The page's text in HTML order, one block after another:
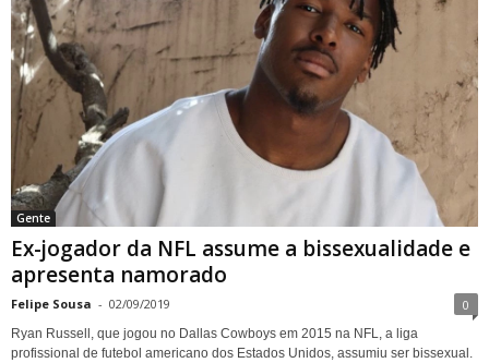
Gente
Ex-jogador da NFL assume a bissexualidade e
apresenta namorado
Felipe Sousa - 02/09/2019 0
Ryan Russell, que jogou no Dallas Cowboys em 2015 na NFL, a liga
profissional de futebol americano dos Estados Unidos, assumiu ser bissexual.